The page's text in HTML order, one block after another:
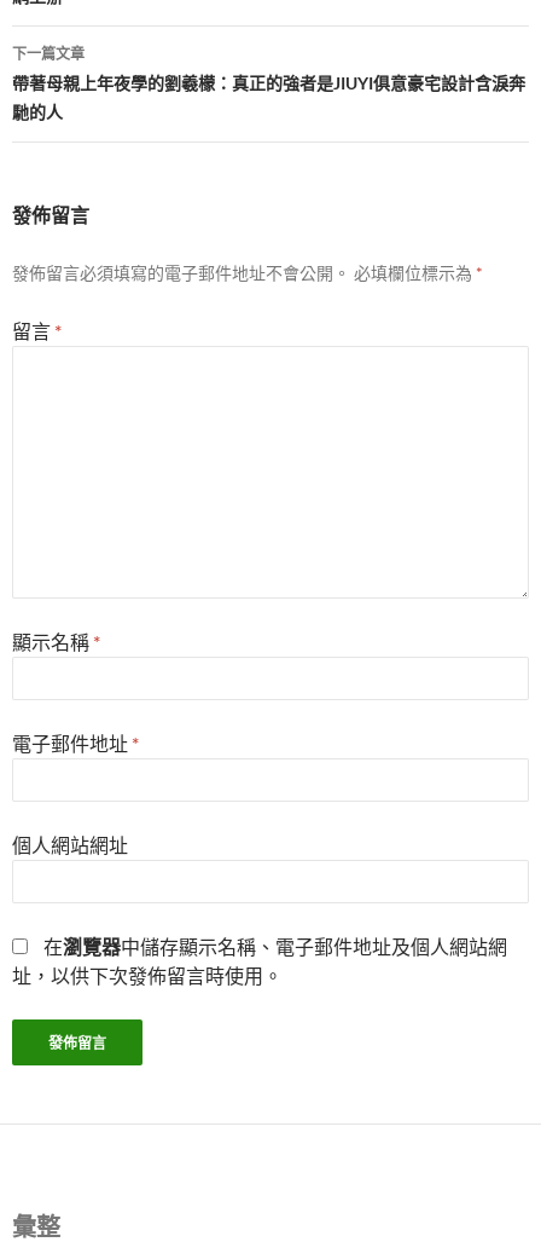
導
覽
下一篇文章
帶著母親上年夜學的劉羲檬：真正的強者是JIUYI俱意豪宅設計含淚奔
馳的人
發佈留言
發佈留言必須填寫的電子郵件地址不會公開。 必填欄位標示為 *
留言 *
顯示名稱 *
電子郵件地址 *
個人網站網址
在瀏覽器中儲存顯示名稱、電子郵件地址及個人網站網
址，以供下次發佈留言時使用。
彙整